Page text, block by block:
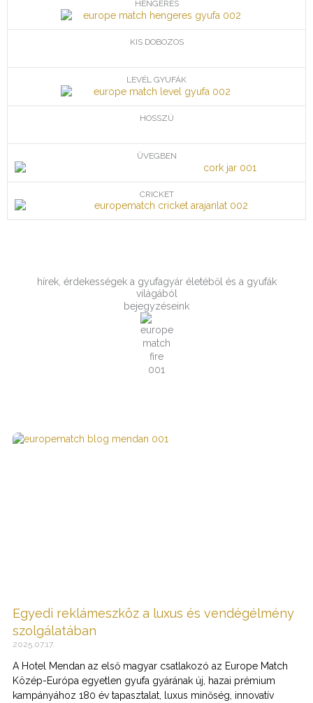
HENGERES
KIS DOBOZOS
LEVÉL GYUFÁK
HOSSZÚ
ÜVEGBEN
CRICKET
hírek, érdekességek a gyufagyár életéből és a gyufák
világából
bejegyzéseink
Egyedi reklámeszköz a luxus és vendégélmény
szolgálatában
2025.07.17.
A Hotel Mendan az első magyar csatlakozó az Europe Match
Közép-Európa egyetlen gyufa gyárának új, hazai prémium
kampányához 180 év tapasztalat, luxus minőség, innovatív